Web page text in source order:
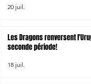
20 juil.
Les Dragons renversent
seconde période!
18 juil.